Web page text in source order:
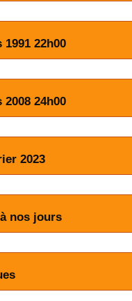
1991 22h00
2008 24h00
2023
nos jours